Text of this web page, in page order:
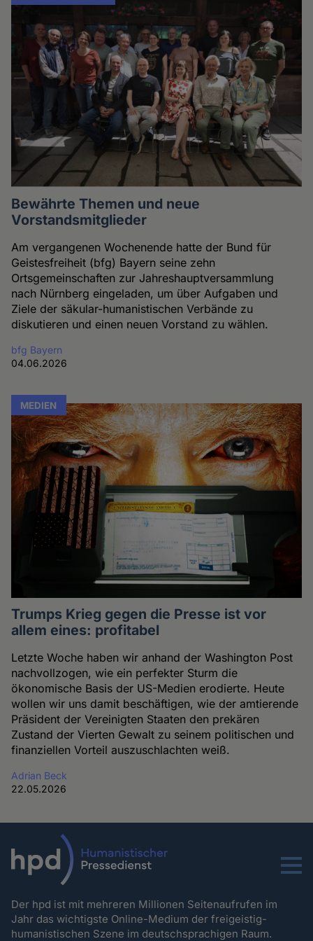
Bewährte Themen und neue
Vorstandsmitglieder
Am vergangenen Wochenende hatte der Bund für
Geistesfreiheit (bfg) Bayern seine zehn
Ortsgemeinschaften zur Jahreshauptversammlung
nach Nürnberg eingeladen, um über Aufgaben und
Ziele der säkular-humanistischen Verbände zu
diskutieren und einen neuen Vorstand zu wählen.
bfg Bayern
04.06.2026
MEDIEN
Trumps Krieg gegen die Presse ist vor
allem eines: profitabel
Letzte Woche haben wir anhand der Washington Post
nachvollzogen, wie ein perfekter Sturm die
ökonomische Basis der US-Medien erodierte. Heute
wollen wir uns damit beschäftigen, wie der amtierende
Präsident der Vereinigten Staaten den prekären
Zustand der Vierten Gewalt zu seinem politischen und
finanziellen Vorteil auszuschlachten weiß.
Adrian Beck
22.05.2026
Menu
Der hpd ist mit mehreren Millionen Seitenaufrufen im
Jahr das wichtigste Online-Medium der freigeistig-
humanistischen Szene im deutschsprachigen Raum.